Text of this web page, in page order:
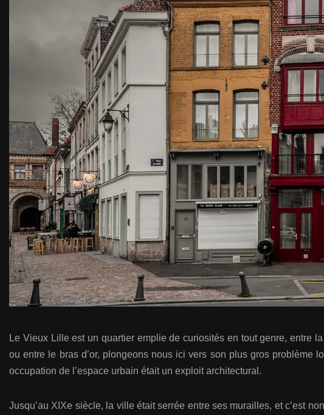
Le Vieux Lille est un quartier emplie de curiosités en tout genre, entre
ou entre le bras d’or, plongeons nous ici vers son plus gros
occupation de l’espace urbain était un exploit architectural.
Jusqu’au XIXe siècle, la ville était serrée entre ses murailles, et c’est